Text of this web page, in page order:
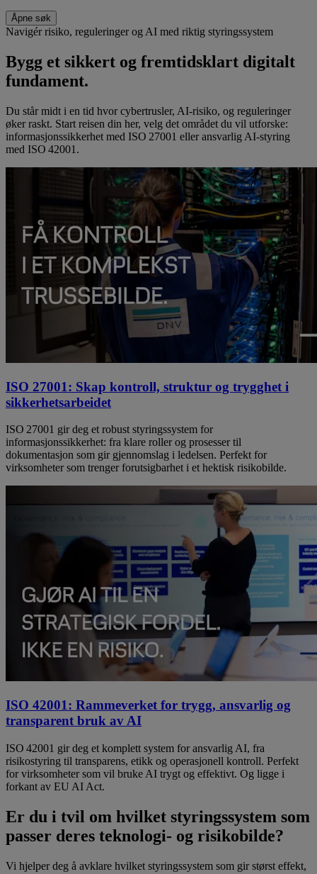
Åpne søk
Navigér risiko, reguleringer og AI med riktig styringssystem
Bygg et sikkert og fremtidsklart digitalt
fundament.
Du står midt i en tid hvor cybertrusler, AI‑risiko, og reguleringer
øker raskt. Start reisen din her, velg det området du vil utforske:
informasjonssikkerhet med ISO 27001 eller ansvarlig AI-styring
med ISO 42001.
ISO 27001: Skap kontroll, struktur og trygghet i
sikkerhetsarbeidet
ISO 27001 gir deg et robust styringssystem for
informasjonssikkerhet: fra klare roller og prosesser til
dokumentasjon som gir gjennomslag i ledelsen. Perfekt for
virksomheter som trenger forutsigbarhet i et hektisk risikobilde.
ISO 42001: Rammeverket for trygg, ansvarlig og
transparent bruk av AI
ISO 42001 gir deg et komplett system for ansvarlig AI, fra
risikostyring til transparens, etikk og operasjonell kontroll. Perfekt
for virksomheter som vil bruke AI trygt og effektivt. Og ligge i
forkant av EU AI Act.
Er du i tvil om hvilket styringssystem som
passer deres teknologi- og risikobilde?
Vi hjelper deg å avklare hvilket styringssystem som gir størst effekt,